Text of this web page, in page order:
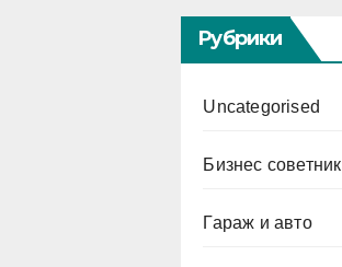
Рубрики
Uncategorised
Бизнес советник
Гараж и авто